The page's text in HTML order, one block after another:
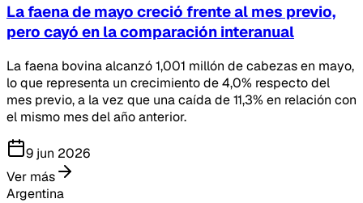
La faena de mayo creció frente al mes previo,
pero cayó en la comparación interanual
La faena bovina alcanzó 1,001 millón de cabezas en mayo,
lo que representa un crecimiento de 4,0% respecto del
mes previo, a la vez que una caída de 11,3% en relación con
el mismo mes del año anterior.
9 jun 2026
Ver más
Argentina